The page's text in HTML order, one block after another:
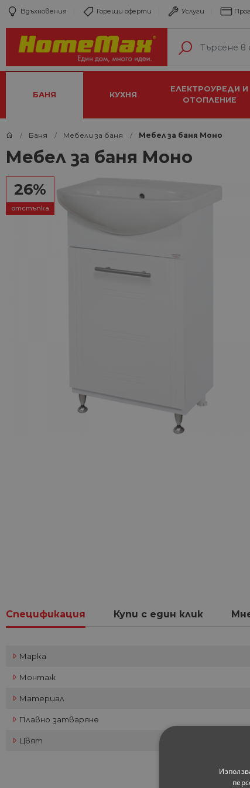
Вдъхновения Горещи оферти Услуги
БАНЯ КУХНЯ
ЕЛЕКТРОУРЕДИ И
ОТОПЛЕНИЕ
Баня Мебели за баня Мебел за баня Моно
Мебел за баня Моно
26%
отстъпка
Спецификация Купи с един клик
Марка
Монтаж
Материал
Плавно затваряне
Цвят